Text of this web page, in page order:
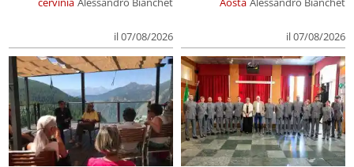
il 07/08/2026 il 07/08/2026